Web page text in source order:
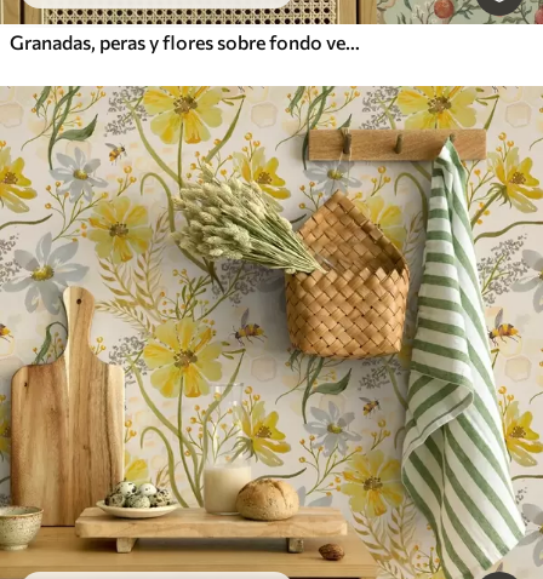
Granadas, peras y flores sobre fondo verde pálido